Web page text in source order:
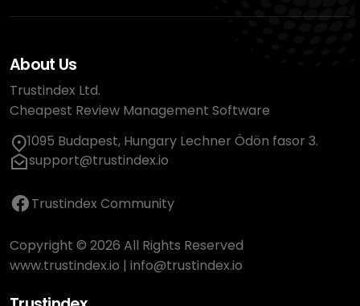
About Us
Trustindex Ltd.
Cheapest Review Management Software
1095 Budapest, Hungary Lechner Ödön fasor 3.
support@trustindex.io
Trustindex Community
Copyright © 2026 All Rights Reserved
www.trustindex.io | info@trustindex.io